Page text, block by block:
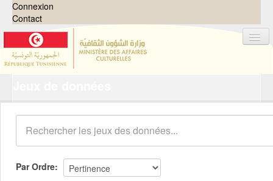
Connexion
Contact
Organisations
Groupes
Demandes 0
À propos
Par Ordre